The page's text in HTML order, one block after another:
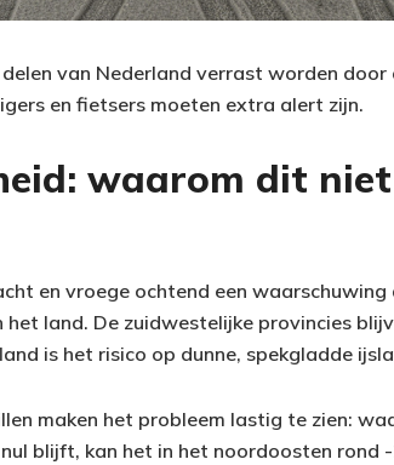
van Nederland verrast worden
en fietsers moeten extra alert zijn.
waarom dit
en vroege ochtend een
land. De zuidwestelijke provincies
is het risico op dunne, spekgladde
maken het probleem lastig te zien:
blijft, kan het in het noordoosten rond